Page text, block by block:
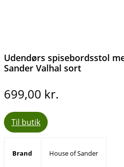
Udendørs spisebordsstol
Sander Valhal sort
699,00 kr.
Til butik
Brand House of Sander